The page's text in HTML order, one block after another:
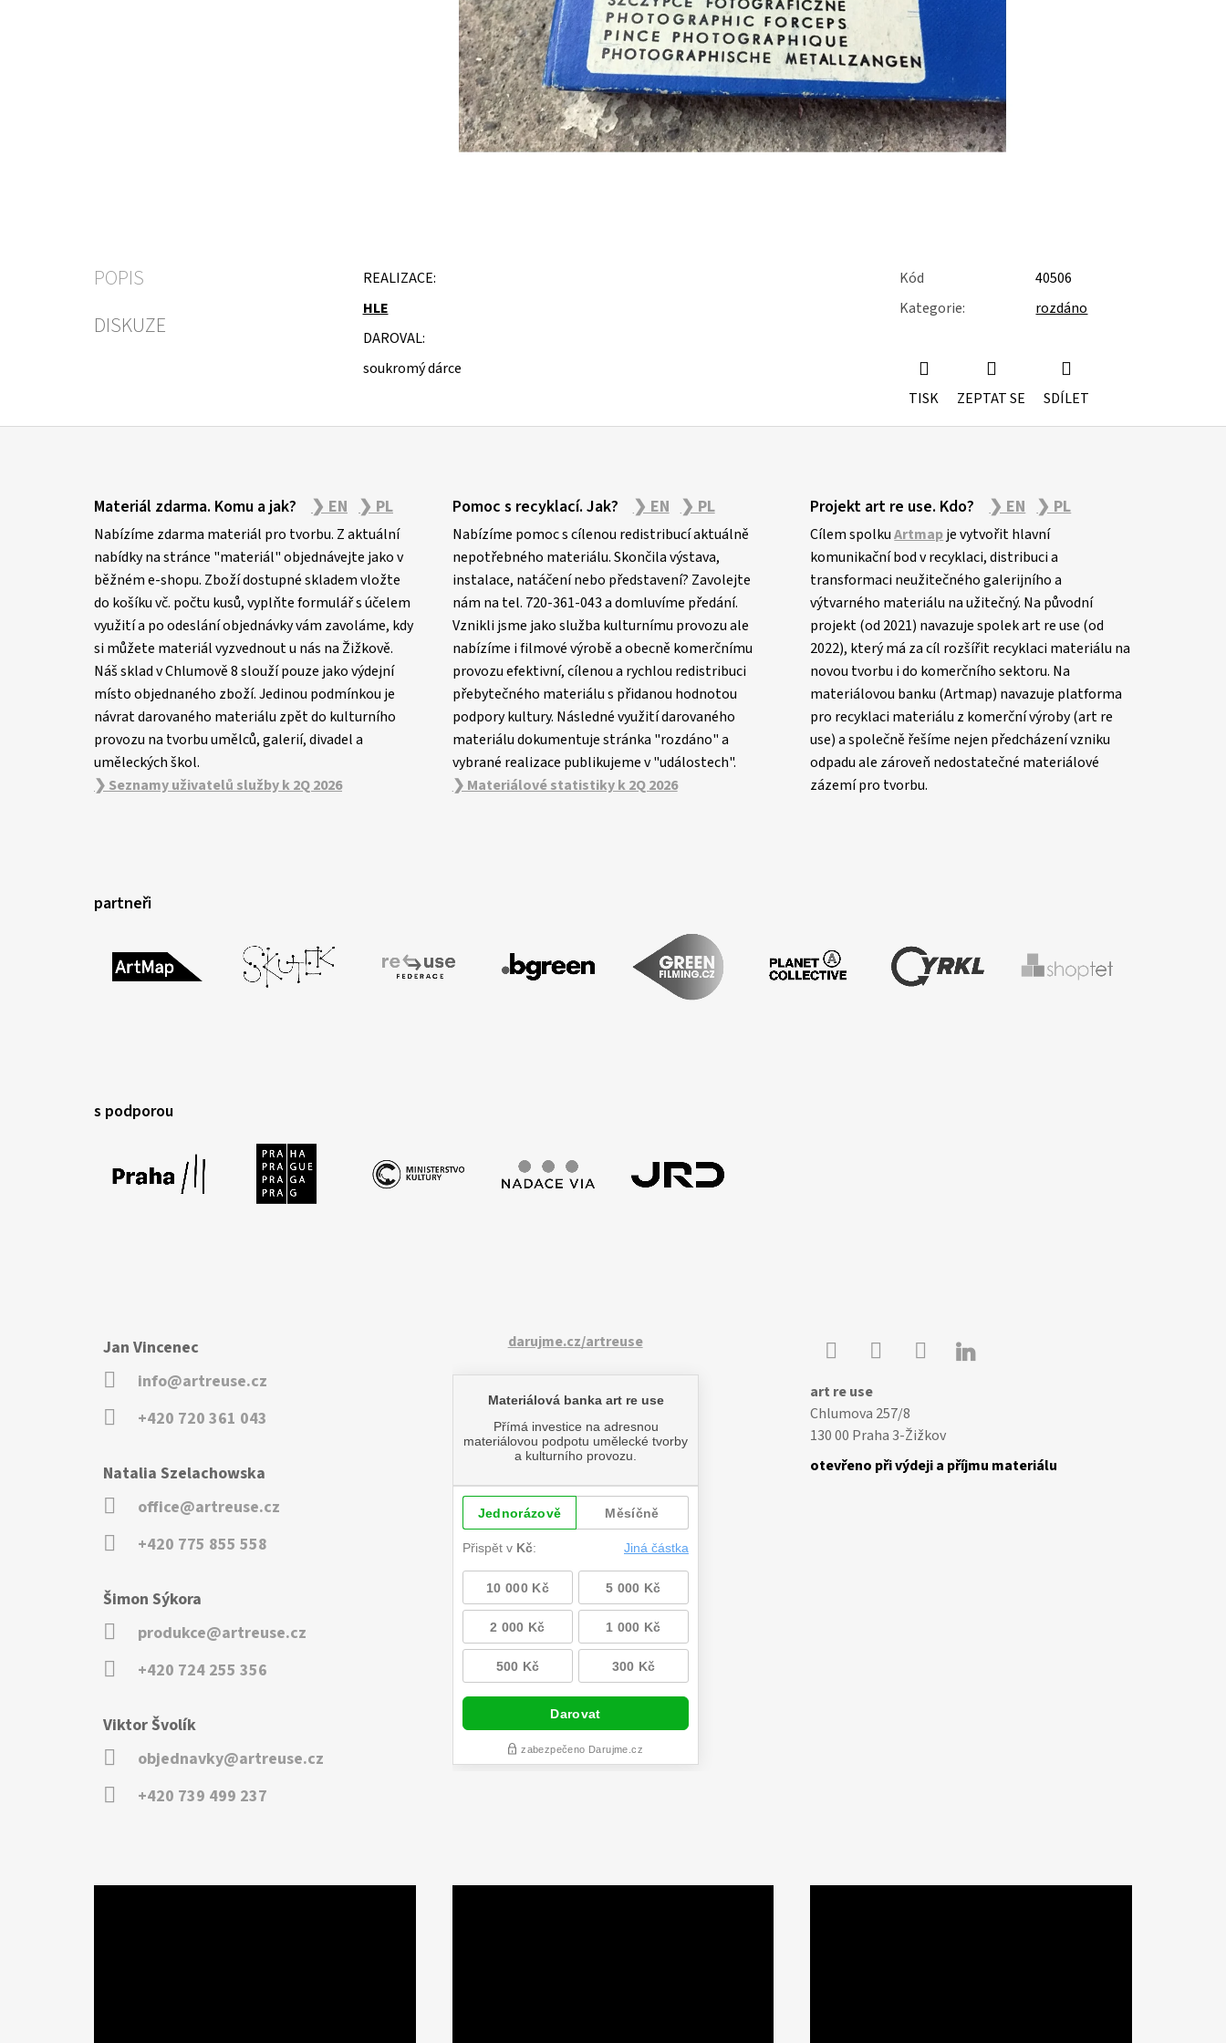
POPIS
DISKUZE
REALIZACE:
HLE
DAROVAL:
soukromý dárce
Kód
40506
Kategorie: rozdáno
TISK ZEPTAT SE SDÍLET
Materiál zdarma. Komu a jak? ❯ EN ❯ PL
Nabízíme zdarma materiál pro tvorbu. Z aktuální
nabídky na stránce "materiál" objednávejte jako v
běžném e-shopu. Zboží dostupné skladem vložte
do košíku vč. počtu kusů, vyplňte formulář s účelem
využití a po odeslání objednávky vám zavoláme, kdy
si můžete materiál vyzvednout u nás na Žižkově.
Náš sklad v Chlumově 8 slouží pouze jako výdejní
místo objednaného zboží. Jedinou podmínkou je
návrat darovaného materiálu zpět do kulturního
provozu na tvorbu umělců, galerií, divadel a
uměleckých škol.
❯ Seznamy uživatelů služby k 2Q 2026
Pomoc s recyklací. Jak? ❯ EN ❯ PL
Nabízíme pomoc s cílenou redistribucí aktuálně
nepotřebného materiálu. Skončila výstava,
instalace, natáčení nebo představení? Zavolejte
nám na tel. 720-361-043 a domluvíme předání.
Vznikli jsme jako služba kulturnímu provozu ale
nabízíme i filmové výrobě a obecně komerčnímu
provozu efektivní, cílenou a rychlou redistribuci
přebytečného materiálu s přidanou hodnotou
podpory kultury. Následné využití darovaného
materiálu dokumentuje stránka "rozdáno" a
vybrané realizace publikujeme v "událostech".
❯ Materiálové statistiky k 2Q 2026
Projekt art re use. Kdo? ❯ EN ❯ PL
Cílem spolkuArtmapje vytvořit hlavní
komunikační bod v recyklaci, distribuci a
transformaci neužitečného galerijního a
výtvarného materiálu na užitečný. Na původní
projekt (od 2021) navazuje spolek art re use (od
2022), který má za cíl rozšířit recyklaci materiálu na
novou tvorbu i do komerčního sektoru. Na
materiálovou banku (Artmap) navazuje platforma
pro recyklaci materiálu z komerční výroby (art re
use) a společně řešíme nejen předcházení vzniku
odpadu ale zároveň nedostatečné materiálové
zázemí pro tvorbu.
partneři
s podporou
Jan Vincenec
info@artreuse.cz
+420 720 361 043
Natalia Szelachowska
office@artreuse.cz
+420 775 855 558
Šimon Sýkora
produkce@artreuse.cz
+420 724 255 356
Viktor Švolík
objednavky@artreuse.cz
+420 739 499 237
darujme.cz/artreuse 
art re use
Chlumova 257/8
130 00 Praha 3-Žižkov
otevřeno při výdeji a příjmu materiálu